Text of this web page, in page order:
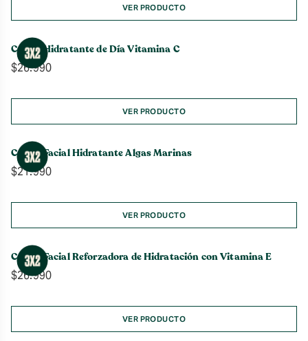
VER PRODUCTO
Crema Hidratante de Día Vitamina C
$26.990
VER PRODUCTO
Crema Facial Hidratante Algas Marinas
$21.990
VER PRODUCTO
Crema Facial Reforzadora de Hidratación con Vitamina E
$26.990
VER PRODUCTO